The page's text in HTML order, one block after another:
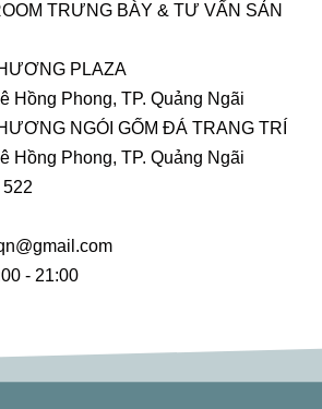
TRƯNG BÀY & TƯ VẤN SẢN
PLAZA
Hồng Phong, TP. Quảng Ngãi
NGÓI GỐM ĐÁ TRANG TRÍ
Hồng Phong, TP. Quảng Ngãi
- 21:00